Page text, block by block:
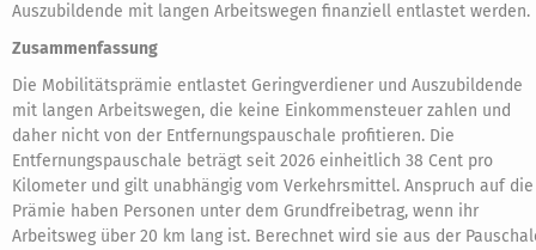
Auszubildende mit langen Arbeitswegen finanziell entlastet werden.
Zusammenfassung
Die Mobilitätsprämie entlastet Geringverdiener und Auszubildende
mit langen Arbeitswegen, die keine Einkommensteuer zahlen und
daher nicht von der Entfernungspauschale profitieren. Die
Entfernungspauschale beträgt seit 2026 einheitlich 38 Cent pro
Kilometer und gilt unabhängig vom Verkehrsmittel. Anspruch auf die
Prämie haben Personen unter dem Grundfreibetrag, wenn ihr
Arbeitsweg über 20 km lang ist. Berechnet wird sie aus der